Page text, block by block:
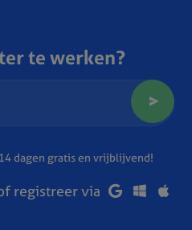
te werken?
dagen gratis en vrijblijvend!
registreer via